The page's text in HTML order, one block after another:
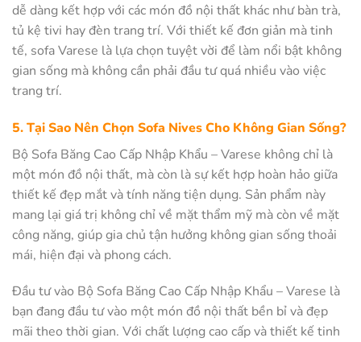
dễ dàng kết hợp với các món đồ nội thất khác như bàn trà,
tủ kệ tivi hay đèn trang trí. Với thiết kế đơn giản mà tinh
tế, sofa Varese là lựa chọn tuyệt vời để làm nổi bật không
gian sống mà không cần phải đầu tư quá nhiều vào việc
trang trí.
5. Tại Sao Nên Chọn Sofa Nives Cho Không Gian Sống?
Bộ Sofa Băng Cao Cấp Nhập Khẩu – Varese không chỉ là
một món đồ nội thất, mà còn là sự kết hợp hoàn hảo giữa
thiết kế đẹp mắt và tính năng tiện dụng. Sản phẩm này
mang lại giá trị không chỉ về mặt thẩm mỹ mà còn về mặt
công năng, giúp gia chủ tận hưởng không gian sống thoải
mái, hiện đại và phong cách.
Đầu tư vào Bộ Sofa Băng Cao Cấp Nhập Khẩu – Varese là
bạn đang đầu tư vào một món đồ nội thất bền bỉ và đẹp
mãi theo thời gian. Với chất lượng cao cấp và thiết kế tinh